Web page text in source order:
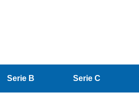
Serie B Serie C